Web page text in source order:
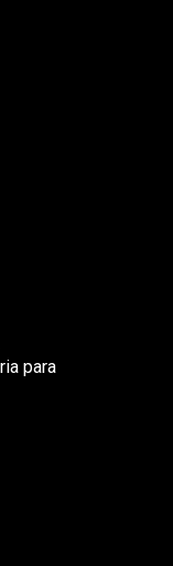
para